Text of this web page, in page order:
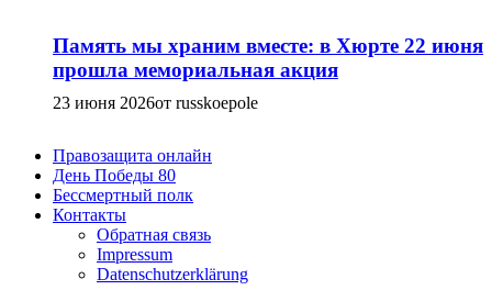
Память мы храним вместе: в Хюрте 22 июня
прошла мемориальная акция
23 июня 2026от russkoepole
Правозащита онлайн
День Победы 80
Бессмертный полк
Контакты
Обратная связь
Impressum
Datenschutzerklärung